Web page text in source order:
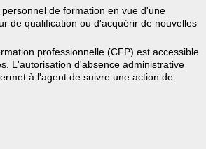
de formation en vue d'une
de qualification ou d'acquérir de nouvelles
professionnelle (CFP) est accessible
L'autorisation d'absence administrative
à l'agent de suivre une action de